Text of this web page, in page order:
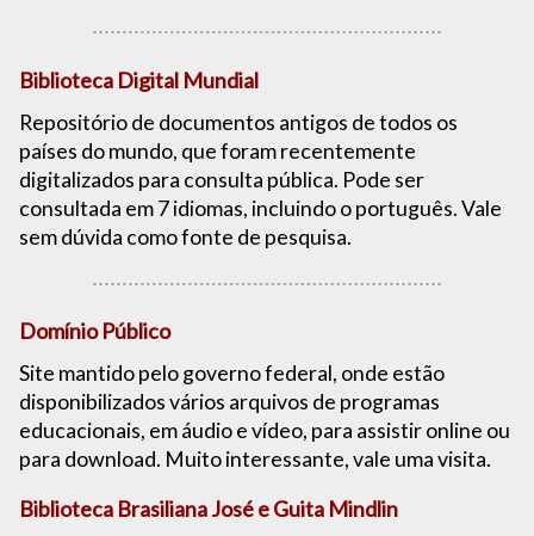
Biblioteca Digital Mundial
Repositório de documentos antigos de todos os
países do mundo, que foram recentemente
digitalizados para consulta pública. Pode ser
consultada em 7 idiomas, incluindo o português. Vale
sem dúvida como fonte de pesquisa.
Domínio Público
Site mantido pelo governo federal, onde estão
disponibilizados vários arquivos de programas
educacionais, em áudio e vídeo, para assistir online ou
para download. Muito interessante, vale uma visita.
Biblioteca Brasiliana José e Guita Mindlin